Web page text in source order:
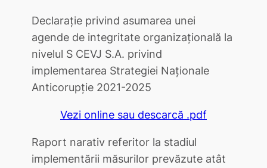
Declaraţie privind asumarea unei
agende de integritate organizaţională la
nivelul S CEVJ S.A. privind
implementarea Strategiei Naţionale
Anticorupţie 2021-2025
Vezi online sau descarcă .pdf
Raport narativ referitor la stadiul
implementării măsurilor prevăzute atât